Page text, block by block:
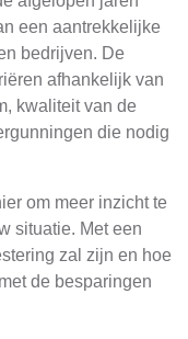
een aantrekkelijke
bedrijven. De
afhankelijk van
kwaliteit van de
die nodig
om meer inzicht te
situatie. Met een
zal zijn en hoe
de besparingen